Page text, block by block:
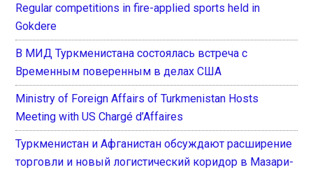
Regular competitions in fire-applied sports held in
Gokdere
В МИД Туркменистана состоялась встреча с
Временным поверенным в делах США
Ministry of Foreign Affairs of Turkmenistan Hosts
Meeting with US Chargé d’Affaires
Туркменистан и Афганистан обсуждают расширение
торговли и новый логистический коридор в Мазари-